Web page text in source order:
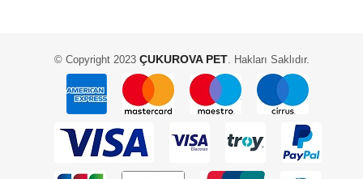
© Copyright 2023ÇUKUROVA PET. Hakları Saklıdır.